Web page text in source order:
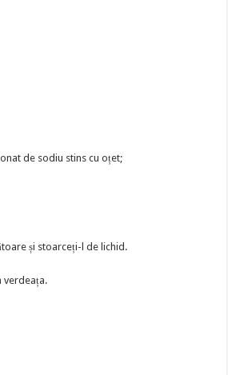
de sodiu stins cu oțet;
și stoarceți-l de lichid.
verdeața.